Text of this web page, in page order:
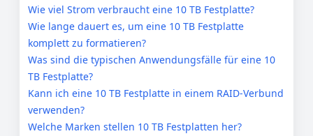
Wie viel Strom verbraucht eine 10 TB Festplatte?
Wie lange dauert es, um eine 10 TB Festplatte
komplett zu formatieren?
Was sind die typischen Anwendungsfälle für eine 10
TB Festplatte?
Kann ich eine 10 TB Festplatte in einem RAID-Verbund
verwenden?
Welche Marken stellen 10 TB Festplatten her?